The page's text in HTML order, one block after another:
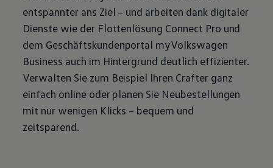
entspannter ans Ziel – und arbeiten dank digitaler
Dienste wie der Flottenlösung Connect Pro und
dem Geschäftskundenportal myVolkswagen
Business auch im Hintergrund deutlich effizienter.
Verwalten Sie zum Beispiel Ihren Crafterganz
einfach online oder planen Sie Neubestellungen
mit nur wenigen Klicks – bequem und
zeitsparend.